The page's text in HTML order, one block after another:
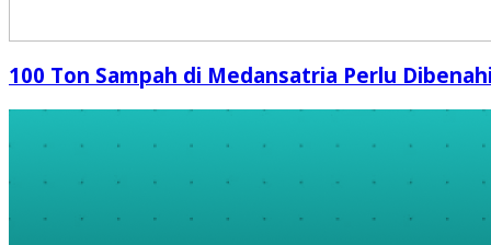
100 Ton Sampah di Medansatria Perlu